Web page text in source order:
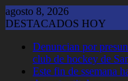
Saltar
al
agosto 8, 2026
DESTACADOS HOY
Denuncian por
club de hockey de
Este fin de ssemana